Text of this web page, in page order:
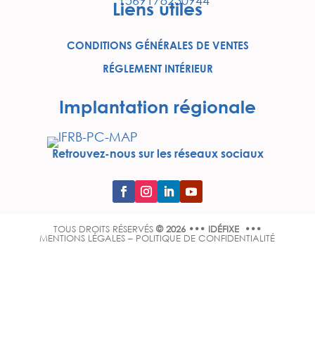
Liens utiles
CONDITIONS GÉNÉRALES DE VENTES
RÉGLEMENT INTÉRIEUR
Implantation régionale
Retrouvez-nous sur les réseaux sociaux
TOUS DROITS RÉSERVÉS © 2026 ••• IDÉFIXE •••
MENTIONS LÉGALES – POLITIQUE DE CONFIDENTIALITÉ